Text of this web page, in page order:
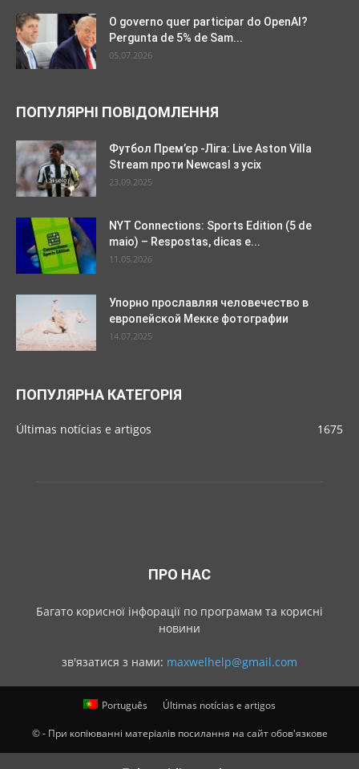
O governo quer participar do OpenAI?
Pergunta de 5% de Sam...
05.07.2026
ПОПУЛЯРНІ ПОВІДОМЛЕННЯ
Футбол Прем’єр -Ліга: Live Aston Villa
Stream проти Newcasl з усіх
23.09.2025
NYT Connections: Sports Edition (5 de
maio) – Respostas, dicas e...
11.05.2026
Упорно прославляя человечество в
европейской Мекке фотографии
14.07.2025
ПОПУЛЯРНА КАТЕГОРІЯ
Últimas notícias e artigos 1675
ПРО НАС
Багато корисної інфорації по програмам та корисні
новини
зв'язатися з нами: maxwelhelp@gmail.com
Português Últimas notícias e artigos
© - При копіюванні матеріалів посилання на сайт обов'язкове